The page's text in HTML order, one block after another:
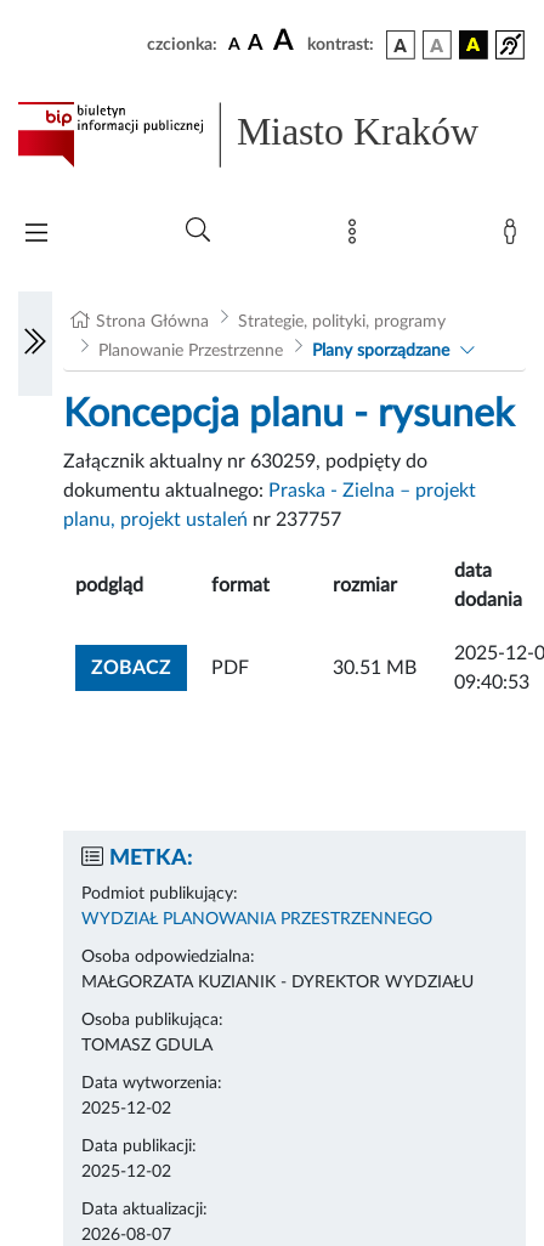
czcionka: A A A kontrast:
Miasto Kraków
Strona Główna
Strategie, polityki, programy
Planowanie Przestrzenne
Plany sporządzane
Koncepcja planu - rysunek
Załącznik aktualny nr 630259, podpięty do
dokumentu aktualnego: Praska - Zielna – projekt
planu, projekt ustaleń nr 237757
podgląd format rozmiar
data
dodania
ZOBACZZOBACZ ZAŁĄCZNIK
PDF 30.51 MB
2025-12-
09:40:53
METKA:
Podmiot publikujący:
WYDZIAŁ PLANOWANIA PRZESTRZENNEGO
Osoba odpowiedzialna:
MAŁGORZATA KUZIANIK - DYREKTOR WYDZIAŁU
Osoba publikująca:
TOMASZ GDULA
Data wytworzenia:
2025-12-02
Data publikacji:
2025-12-02
Data aktualizacji:
2026-08-07